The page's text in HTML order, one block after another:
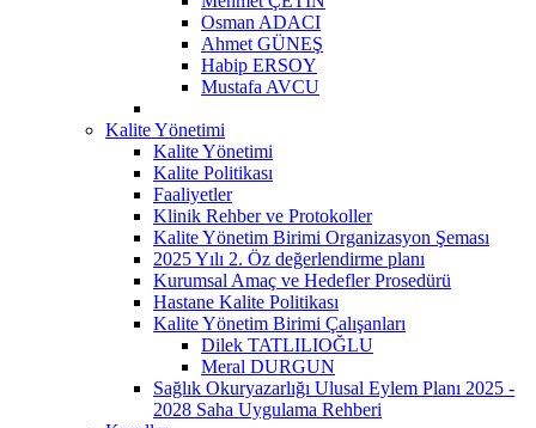
Osman ADACI
Ahmet GÜNEŞ
Habip ERSOY
Mustafa AVCU
Kalite Yönetimi
Kalite Yönetimi
Kalite Politikası
Faaliyetler
Klinik Rehber ve Protokoller
Kalite Yönetim Birimi Organizasyon Şeması
2025 Yılı 2. Öz değerlendirme planı
Kurumsal Amaç ve Hedefler Prosedürü
Hastane Kalite Politikası
Kalite Yönetim Birimi Çalışanları
Dilek TATLILIOĞLU
Meral DURGUN
Sağlık Okuryazarlığı Ulusal Eylem Planı 2025 -
2028 Saha Uygulama Rehberi